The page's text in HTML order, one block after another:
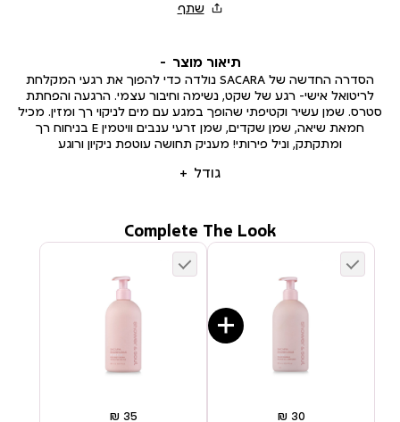
תיאור מוצר
גודל
הסדרה החדשה של SACARA נולדה כדי להפוך את רגעי המקלחת
לריטואל אישי- רגע של שקט, נשימה וחיבור עצמי. הרגעה והפחתת
סטרס. שמן עשיר וקטיפתי שהופך במגע עם מים לניקוי רך ומזין. מכיל
חמאת שיאה, שמן שקדים, שמן זרעי ענבים וויטמין E בניחוח רך
ומתקתק, וניל פירותי! מעניק תחושה עוטפת ניקיון ורוגע
Complete The Look